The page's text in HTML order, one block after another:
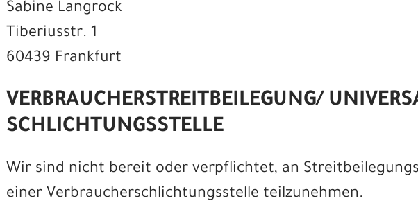
Sabine Langrock
Tiberiusstr. 1
60439 Frankfurt
VERBRAUCHER­STREIT­BEILEGUNG/
SCHLICHTUNGS­STELLE
Wir sind nicht bereit oder verpflichtet, an
einer Verbraucherschlichtungsstelle teilzunehmen.